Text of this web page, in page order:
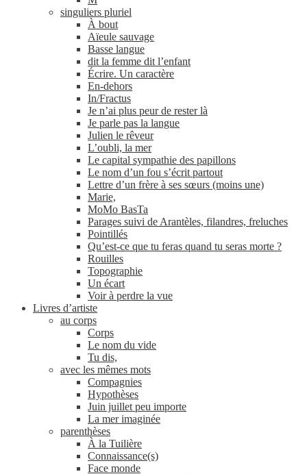
singuliers pluriel
À bout
Aïeule sauvage
Basse langue
dit la femme dit l’enfant
Écrire. Un caractère
En-​dehors
In/​Fractus
Je n’ai plus peur de rester là
Je parle pas la langue
Julien le rêveur
L’oubli, la mer
Le capital sympathie des papillons
Le nom d’un fou s’écrit partout
Lettre d’un frère à ses sœurs (moins une)
Marie,
MoMo BasTa
Parages suivi de Arantèles, filandres, freluches
Pointillés
Qu’est-ce que tu feras quand tu seras morte ?
Rouilles
Topographie
Un écart
Voir à perdre la vue
Livres d’artiste
au corps
Corps
Le nom du vide
Tu dis,
avec les mêmes mots
Compagnies
Hypothèses
Juin juillet peu importe
La mer imaginée
parenthèses
À la Tuilière
Connaissance(s)
Face monde